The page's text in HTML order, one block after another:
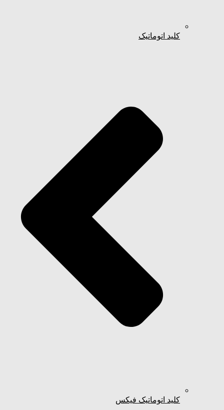
کلید اتوماتیک
کلید اتوماتیک فیکس